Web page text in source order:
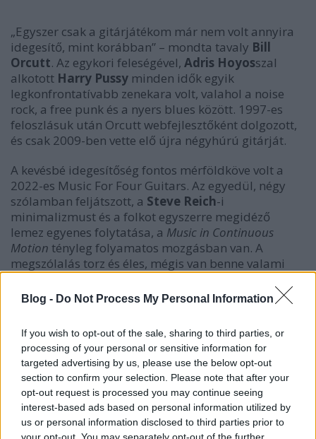
Blog - Do Not Process My Personal Information
If you wish to opt-out of the sale, sharing to third parties, or
processing of your personal or sensitive information for
targeted advertising by us, please use the below opt-out
section to confirm your selection. Please note that after your
opt-out request is processed you may continue seeing
interest-based ads based on personal information utilized by
us or personal information disclosed to third parties prior to
your opt-out. You may separately opt-out of the further
„Egyszer csak a gitárjátékom már nem volt annyira
idegesítő, mint korábban” – mondta tavaly Bill
Orcutt. Az egykori feleségével, Adris Hoyosszal
alkotott Harry Pussy minden idők egyik
legkonfrontatívabb zenekara volt, valahol a noise
rock, a free punk és a nyers blues között. 1997-es
feloszlásuk után Orcutt webfejlesztőként dolgozott,
és csak 2009-ben vette elő újra négyhúrú gitárját.
A kevésbé idegesítőség fontos mérföldköve volt a
2022-es Music For Four Guitars. Az egyedül, négy
szólamban feljátszott, a Steve Reich-i
minimalizmust és a folkot egyszerre megidéző
lemez egyenes folytatása, a Music in Continuous
Motion tényleg folyamatos mozgásban van. A
megszólalás torz és éles, mégis van benne valami
követelik a figyelmünket, majd merülnek el az
egymásba kapaszkodó motívumok közé. A zene hol
zsongító, máskor tétova, játékos, urambocsá
összhatás pedig kifejezetten hipnotikus. Ha van
benne valami idegesítő, az a rövidsége – a számok
két-három percesek, de mindegyiket hallgatnám
sokkal tovább is.